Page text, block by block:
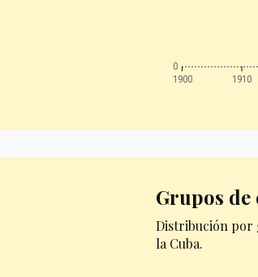
1900 1910
0
Grupos de
Distribución por
la Cuba.